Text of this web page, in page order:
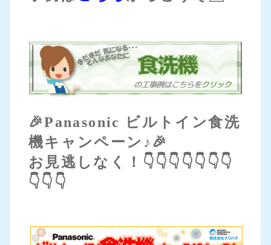
🎉Panasonic ビルトイン食洗
機キャンペーン♪🎉
お見逃しなく！👇👇👇👇👇👇👇
👇👇👇